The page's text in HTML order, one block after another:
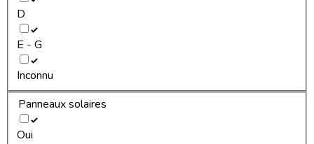
D
E - G
Inconnu
Panneaux solaires
Oui